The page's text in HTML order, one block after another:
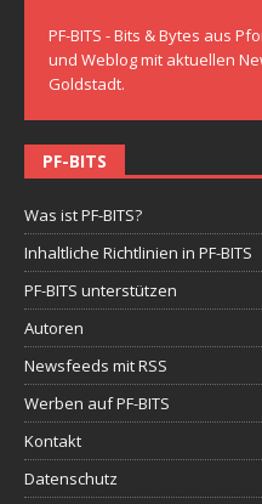
PF-BITS - Bits & Bytes aus
und Weblog mit aktuellen
Goldstadt.
PF-BITS
Was ist PF-BITS?
Inhaltliche Richtlinien in PF-BITS
PF-BITS unterstützen
Autoren
Newsfeeds mit RSS
Werben auf PF-BITS
Kontakt
Datenschutz